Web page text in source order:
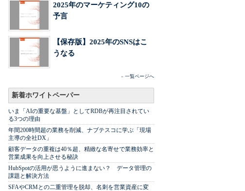
2025年のマーケティング10の
予言
【保存版】2025年のSNSはこ
うなる
» 一覧ページへ
新着ホワイトペーパー
いま「AIの重要な基盤」としてRDBが再注目されてい
る3つの理由
年間200時間超の業務を削減、ナブテスコに学ぶ「現場
主導の全社DX」
顧客データの重複は40％超、精緻な名寄せで業務効率と
営業成果を向上させる秘訣
HubSpotの活用が思うように進まない？ データ管理の
課題と解決方法
SFAやCRMとの二重管理を脱却、名刺を営業資産に変